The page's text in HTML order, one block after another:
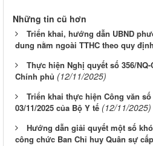
Những tin cũ hơn
Triển khai, hướng dẫn UBND
dung nằm ngoài TTHC theo quy định
Thực hiện Nghị quyết số 356/NQ-
Chính phủ (12/11/2025)
Triển khai thực hiện Công văn số
03/11/2025 của Bộ Y tế (12/11/2025)
Hướng dẫn giải quyết một số
công chức Ban Chỉ huy Quân sự